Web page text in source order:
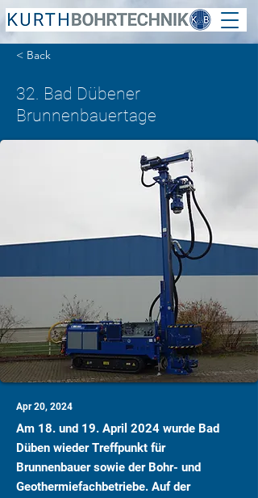
< Back
32. Bad Dübener
Brunnenbauertage
Apr 20, 2024
Am 18. und 19. April 2024 wurde Bad
Düben wieder Treffpunkt für
Brunnenbauer sowie der Bohr- und
Geothermiefachbetriebe. Auf der